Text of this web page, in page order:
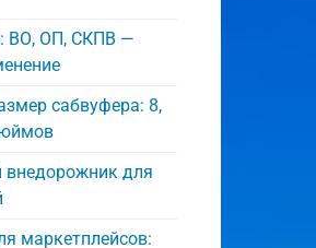
ВО, ОП, СКПВ —
сабвуфера: 8,
для
маркетплейсов: